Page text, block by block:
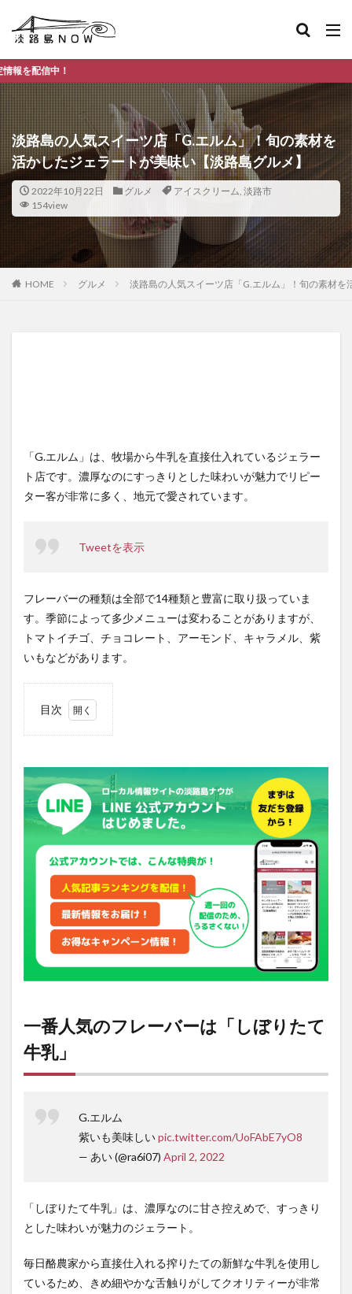
淡路島の人気スイーツ店「G.エルム」！旬の素材を
活かしたジェラートが美味い【淡路島グルメ】
2022年10月22日 グルメ アイスクリーム, 淡路市
154view
HOME グルメ 淡路島の人気スイーツ店「G.エルム」！旬の素材
「G.エルム」は、牧場から牛乳を直接仕入れているジェラー
ト店です。濃厚なのにすっきりとした味わいが魅力でリピー
ター客が非常に多く、地元で愛されています。
Tweetを表示
フレーバーの種類は全部で14種類と豊富に取り扱っていま
す。季節によって多少メニューは変わることがありますが、
トマトイチゴ、チョコレート、アーモンド、キャラメル、紫
いもなどがあります。
目次
レー
バー
は
「し
ぼり
たて
「G.
ム」
の店
舗情
一番人気のフレーバーは「しぼりたて
牛乳」
G.エルム
紫いも美味しいpic.twitter.com/UoFAbE7yO8
— あい (@ra6i07) April 2, 2022
「しぼりたて牛乳」は、濃厚なのに甘さ控えめで、すっきり
とした味わいが魅力のジェラート。
毎日酪農家から直接仕入れる搾りたての新鮮な牛乳を使用し
ているため、きめ細やかな舌触りがしてクオリティーが非常